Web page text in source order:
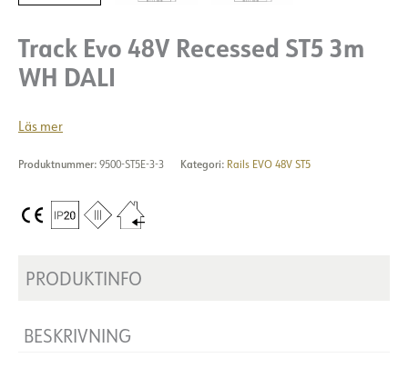
Track Evo 48V Recessed ST5 3m
WH DALI
Läs mer
Produktnummer: 9500-ST5E-3-3 Kategori: Rails EVO 48V ST5
PRODUKTINFO
BESKRIVNING